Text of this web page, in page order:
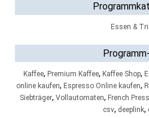
Essen &
Kaffee, Premium Kaffee, Kaffee Shop,
online kaufen, Espresso Online kaufen,
Siebträger, Vollautomaten, French Press
csv, deeplink,